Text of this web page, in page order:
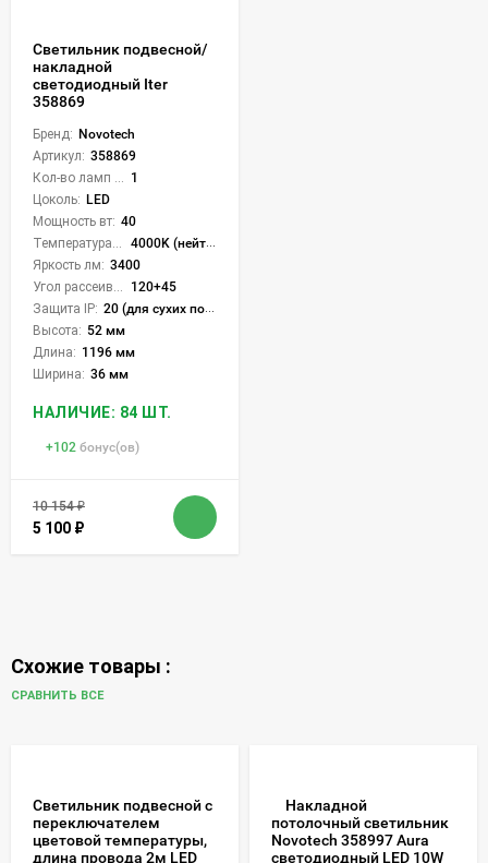
Светильник подвесной/
накладной
светодиодный Iter
358869
Бренд: Novotech
Артикул: 358869
1
Цоколь: LED
Мощность вт: 40
4000K (нейтральный)
Яркость лм: 3400
120+45
Защита IP: 20 (для сухих пом.)
Высота: 52 мм
Длина: 1196 мм
Ширина: 36 мм
НАЛИЧИЕ: 84 ШТ.
+102 бонус(ов)
10 154₽
5 100 ₽
Схожие товары :
СРАВНИТЬ ВСЕ
Светильник подвесной с
переключателем
цветовой температуры,
длина провода 2м LED
Накладной
потолочный светильник
Novotech 358997 Aura
светодиодный LED 10W